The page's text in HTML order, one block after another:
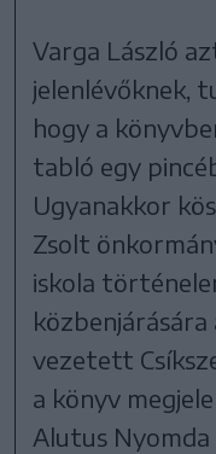
Varga László
jelenlévőknek,
hogy a
tabló egy
Ugyanakkor
Zsolt
iskola
közbenjárására
vezetett
a könyv
Alutus Nyomda